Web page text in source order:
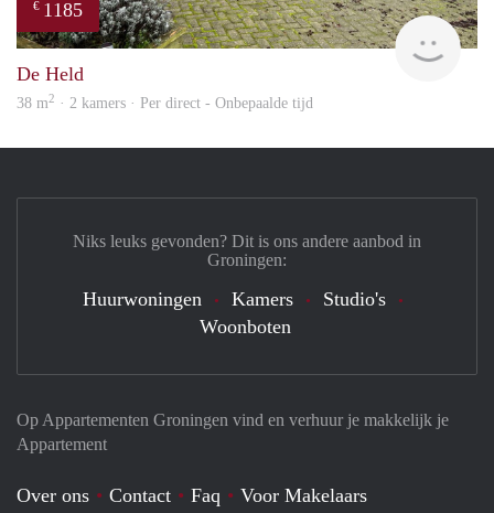
€ 1185
De Held
38 m2 · 2 kamers · Per direct - Onbepaalde tijd
Op Appartementen Groningen vind en verhuur je makkelijk je
Appartement
Over ons Contact Faq
Voor Makelaars
Niks leuks gevonden? Dit is ons andere aanbod in
Groningen:
Huurwoningen Kamers
Studio's
Woonboten